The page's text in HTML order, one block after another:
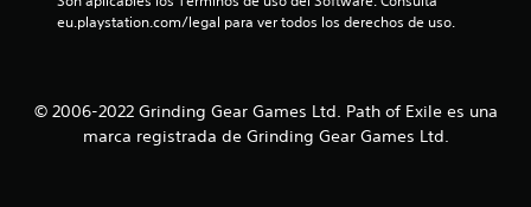
eu.playstation.com/legal para ver todos los derechos de uso.
© 2006-2022 Grinding Gear Games Ltd. Path of Exile es una
marca registrada de Grinding Gear Games Ltd.